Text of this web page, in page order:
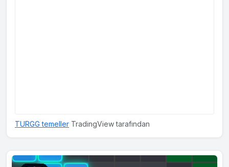
TURGG temeller TradingView tarafından